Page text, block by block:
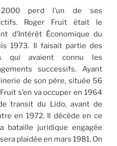
2000 perd l’un de ses
Roger Fruit était le
d’Intérêt Économique du
1973. Il faisait partie des
qui avaient connu les
successifs. Ayant
de son père, située 56
s’en va occuper en 1964
transit du Lido, avant de
en 1972. Il décède en ce
bataille juridique engagée
plaidée en mars 1981. On